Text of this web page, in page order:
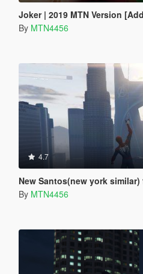
Joker | 2019 MTN Version
By MTN4456
4.7
New Santos(new york
By MTN4456